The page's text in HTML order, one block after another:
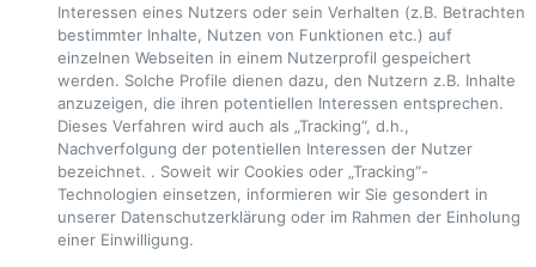
Interessen eines Nutzers oder sein Verhalten (z.B. Betrachten
bestimmter Inhalte, Nutzen von Funktionen etc.) auf
einzelnen Webseiten in einem Nutzerprofil gespeichert
werden. Solche Profile dienen dazu, den Nutzern z.B. Inhalte
anzuzeigen, die ihren potentiellen Interessen entsprechen.
Dieses Verfahren wird auch als „Tracking“, d.h.,
Nachverfolgung der potentiellen Interessen der Nutzer
bezeichnet. . Soweit wir Cookies oder „Tracking“-
Technologien einsetzen, informieren wir Sie gesondert in
unserer Datenschutzerklärung oder im Rahmen der Einholung
einer Einwilligung.